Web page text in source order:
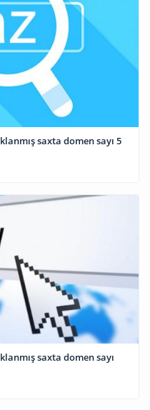
saxta domen sayı 5
saxta domen sayı